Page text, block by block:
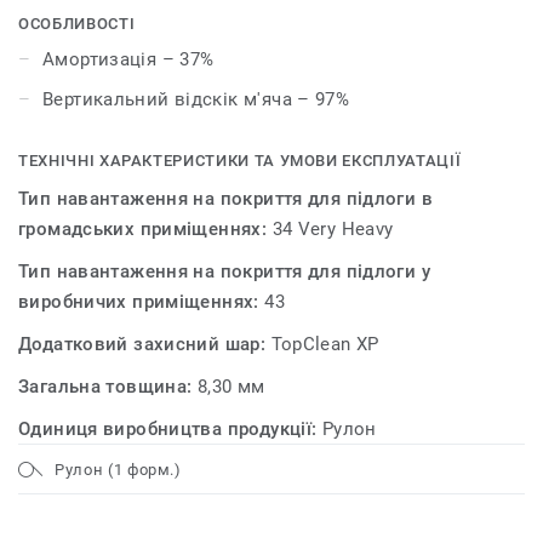
покриття і гарантує максимальний комфорт
спортсменам.
ОСОБЛИВОСТІ
Амортизація – 37%
Вертикальний відскік м'яча – 97%
ТЕХНІЧНІ ХАРАКТЕРИСТИКИ ТА УМОВИ ЕКСПЛУАТАЦІЇ
Тип навантаження на покриття для підлоги в
громадських приміщеннях: 34 Very Heavy
Тип навантаження на покриття для підлоги у
виробничих приміщеннях:43
Додатковий захисний шар: TopClean XP
Загальна товщина: 8,30 мм
Одиниця виробництва продукції: Рулон
Рулон (1 форм.)